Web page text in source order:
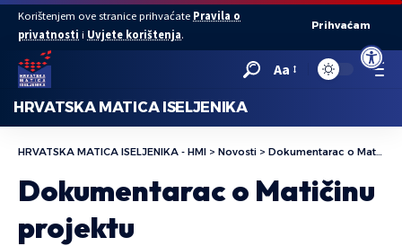
Open
Korištenjem ove stranice prihvaćate Pravila o
privatnosti i Uvjete korištenja.
Prihvaćam
Aa
HRVATSKA MATICA ISELJENIKA
HRVATSKA MATICA ISELJENIKA - HMI > Novosti > Dokumentarac o Matičinu projektu
Dokumentarac o Matičinu
projektu